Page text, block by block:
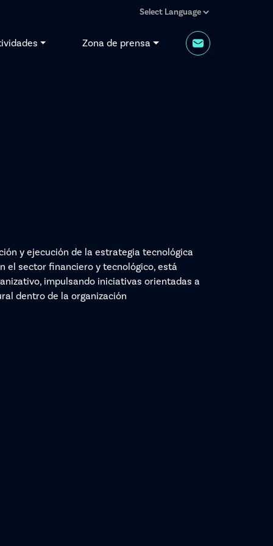
Zona de prensa
y ejecución de la estrategia tecnológica
el sector financiero y tecnológico, está
impulsando iniciativas orientadas a
dentro de la organización